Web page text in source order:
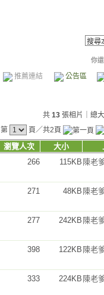
你
推薦連結 公告區
共 13 張相片｜總
第
頁／共2頁
瀏覽人次 大小
266 115KB 陳老
271 48KB 陳老
277 242KB 陳老
398 122KB 陳老
333 224KB 陳老